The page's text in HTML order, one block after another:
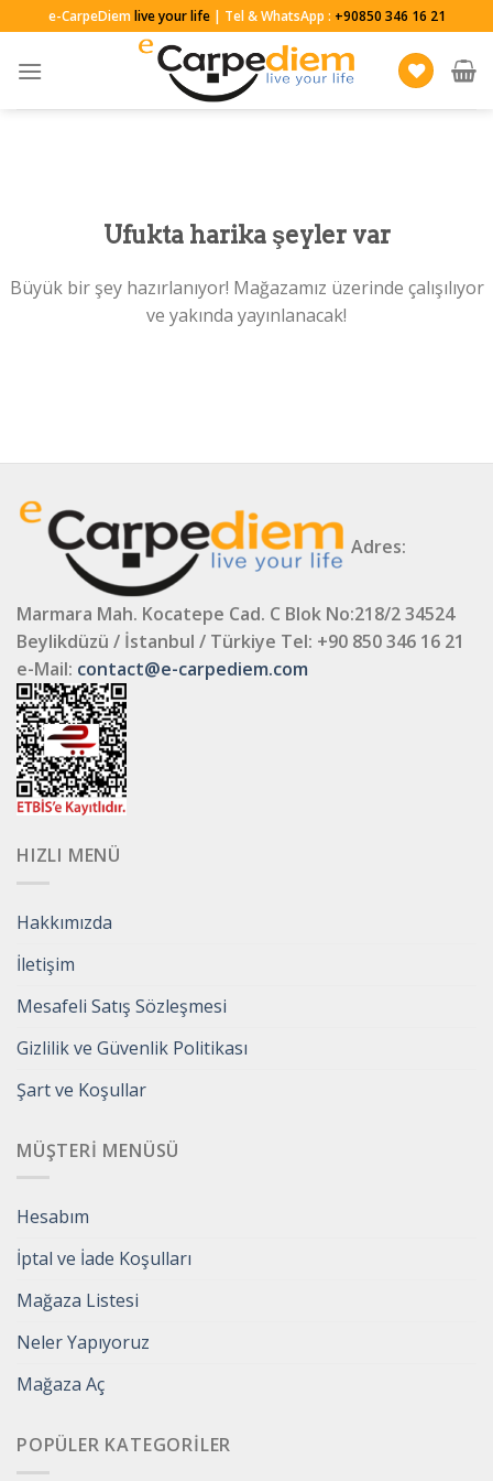
to
content
e-CarpeDiemlive your life| Tel & WhatsApp : +90850 346 16 21
Ufukta harika şeyler var
Büyük bir şey hazırlanıyor! Mağazamız üzerinde çalışılıyor
ve yakında yayınlanacak!
Adres:
Marmara Mah. Kocatepe Cad. C Blok No:218/2 34524
Beylikdüzü / İstanbul / Türkiye Tel: +90 850 346 16 21
e-Mail: contact@e-carpediem.com
HIZLI MENÜ
Hakkımızda
İletişim
Mesafeli Satış Sözleşmesi
Gizlilik ve Güvenlik Politikası
Şart ve Koşullar
MÜŞTERI MENÜSÜ
Hesabım
İptal ve İade Koşulları
Mağaza Listesi
Neler Yapıyoruz
Mağaza Aç
POPÜLER KATEGORILER